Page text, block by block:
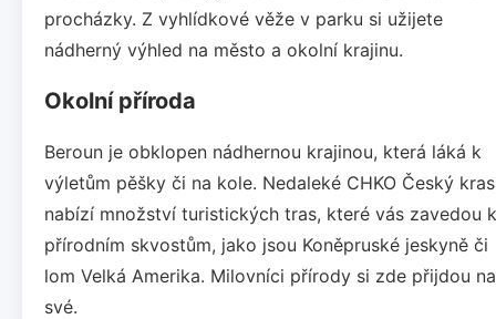
procházky. Z vyhlídkové věže v parku si užijete
nádherný výhled na město a okolní krajinu.
Okolní příroda
Beroun je obklopen nádhernou krajinou, která láká k
výletům pěšky či na kole. Nedaleké CHKO Český kras
nabízí množství turistických tras, které vás zavedou k
přírodním skvostům, jako jsou Koněpruské jeskyně či
lom Velká Amerika. Milovníci přírody si zde přijdou na
své.